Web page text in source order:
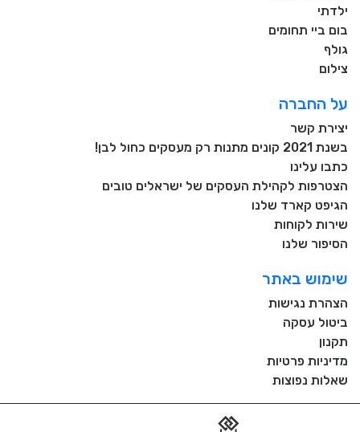
ילדתי
בום ביי תחומים
גולף
צילום
על החברה
יצירת קשר
בשנת 2021 קונים מתנות רק מעסקים כחול לבן!
כתבו עלינו
הצטרפות לקהילת העסקים של ישראלים טובים
הגיפט קארד שלנו
שירות לקוחות
הסיפור שלנו
שימוש באתר
הצהרת נגישות
ביטול עסקה
תקנון
מדיניות פרטיות
שאלות נפוצות